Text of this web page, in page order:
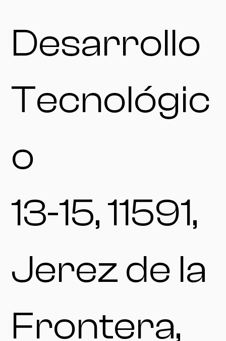
Desarrollo
Tecnológic
o
13-15, 11591,
Jerez de la
Frontera,